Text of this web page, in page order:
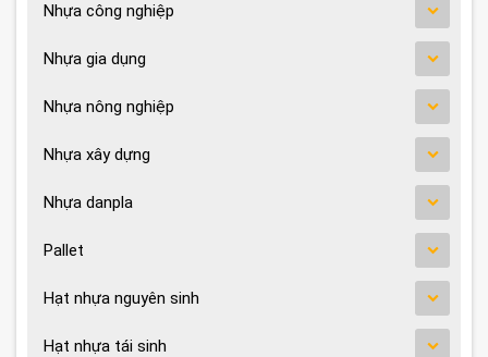
Nhựa công nghiệp
Nhựa gia dụng
Nhựa nông nghiệp
Nhựa xây dựng
Nhựa danpla
Pallet
Hạt nhựa nguyên sinh
Hạt nhựa tái sinh